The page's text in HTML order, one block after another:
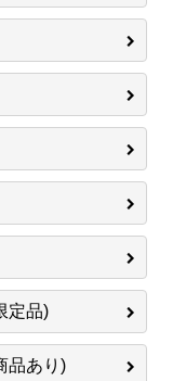
定品)
品あり)